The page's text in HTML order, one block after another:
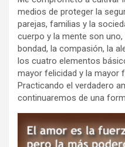
medios de proteger la
parejas, familias y la
cuerpo y la mente son
bondad, la compasión, la
los cuatro elementos
mayor felicidad y la mayor
Practicando el verdadero
continuaremos de una